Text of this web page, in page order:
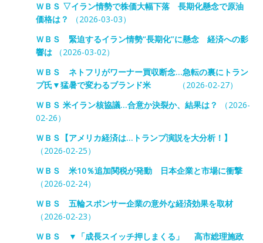
ＷＢＳ ▽イラン情勢で株価大幅下落 長期化懸念で原油
価格は？
（2026-03-03）
ＷＢＳ 緊迫するイラン情勢“長期化”に懸念 経済への影
響は（2026-03-02）
ＷＢＳ ネトフリがワーナー買収断念…急転の裏にトラン
プ氏▼猛暑で変わるブランド米
（2026-02-27）
ＷＢＳ 米イラン核協議…合意か決裂か、結果は？
（2026-
02-26）
ＷＢＳ【アメリカ経済は…トランプ演説を大分析！】
（2026-02-25）
ＷＢＳ 米10％追加関税が発動 日本企業と市場に衝撃
（2026-02-24）
ＷＢＳ 五輪スポンサー企業の意外な経済効果を取材
（2026-02-23）
ＷＢＳ ▼「成長スイッチ押しまくる」 高市総理施政